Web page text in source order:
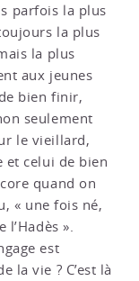
parfois la plus
la plus
la plus
aux jeunes
bien finir,
seulement
le vieillard,
et celui de bien
quand on
« une fois né,
».
est
la vie ? C’est là